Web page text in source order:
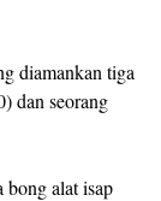
diamankan tiga
dan seorang
bong alat isap